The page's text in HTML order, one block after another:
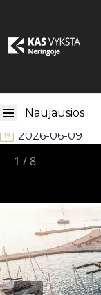
Naujausios
Nidos vartai
2026-06-09
1 /8